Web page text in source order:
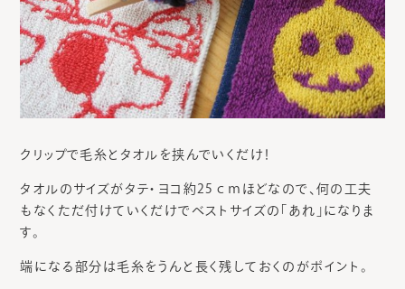
クリップで毛糸とタオルを挟んでいくだけ！
タオルのサイズがタテ・ヨコ約25ｃｍほどなので、何の工夫
もなくただ付けていくだけでベストサイズの「あれ」になりま
す。
端になる部分は毛糸をうんと長く残しておくのがポイント。